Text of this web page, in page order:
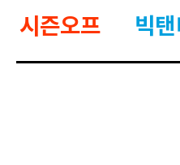
시즌오프 빅